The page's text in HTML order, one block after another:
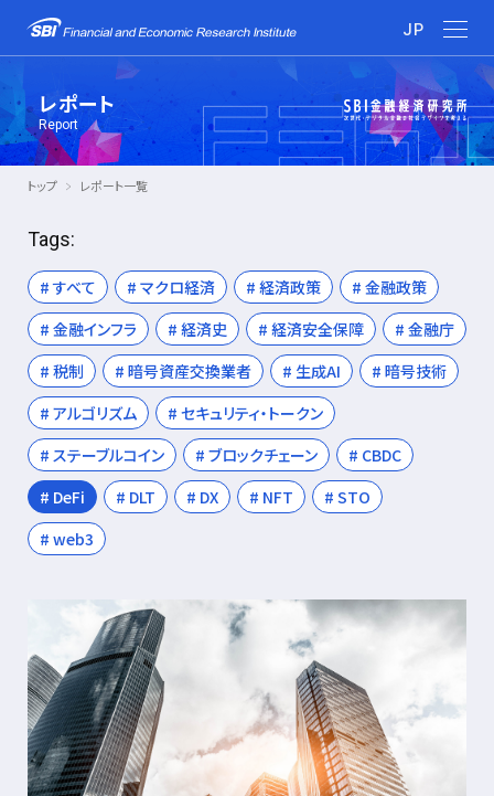
JP
レポート
Report
トップ レポート一覧
Tags:
# すべて # マクロ経済 # 経済政策
# 金融政策
# 金融インフラ
# 経済史 # 経済安全保障
# 金融庁
# 税制
# 暗号資産交換業者 # 生成AI
# 暗号技術
# アルゴリズム
# セキュリティ・トークン
# ステーブルコイン
# ブロックチェーン
# CBDC
# DeFi
# DLT # DX # NFT
# STO
# web3